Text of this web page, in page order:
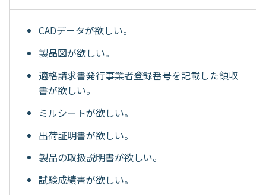
CADデータが欲しい。
製品図が欲しい。
適格請求書発行事業者登録番号を記載した領収
書が欲しい。
ミルシートが欲しい。
出荷証明書が欲しい。
製品の取扱説明書が欲しい。
試験成績書が欲しい。